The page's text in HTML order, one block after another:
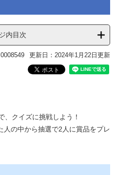
内目次
更新日：2024年1月22日更新
、クイズに挑戦しよう！
人の中から抽選で2人に賞品をプレ